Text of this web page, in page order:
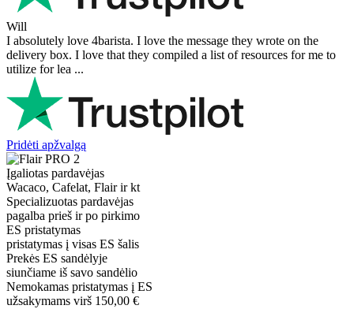
Will
I absolutely love 4barista. I love the message they wrote on the
delivery box. I love that they compiled a list of resources for me to
utilize for lea ...
Pridėti apžvalgą
Įgaliotas pardavėjas
Wacaco, Cafelat, Flair ir kt
Specializuotas pardavėjas
pagalba prieš ir po pirkimo
ES pristatymas
pristatymas į visas ES šalis
Prekės ES sandėlyje
siunčiame iš savo sandėlio
Nemokamas pristatymas į ES
užsakymams virš 150,00 €